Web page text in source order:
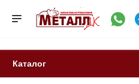
Каталог